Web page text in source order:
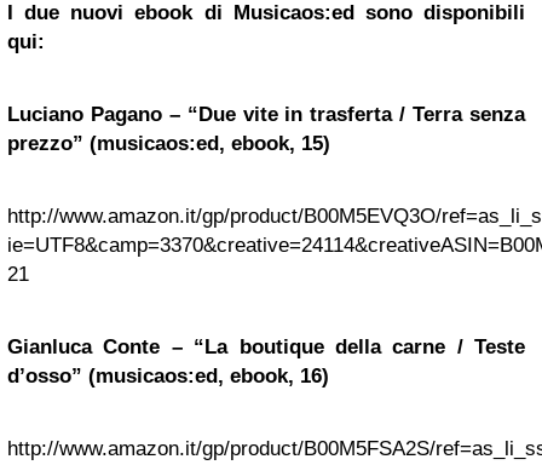
I due nuovi ebook di Musicaos:ed sono disponibili
qui:
Luciano Pagano – “Due vite in trasferta / Terra senza
prezzo” (musicaos:ed, ebook, 15)
http://www.amazon.it/gp/product/B00M5EVQ3O/
21
Gianluca Conte – “La boutique della carne / Teste
d’osso” (musicaos:ed, ebook, 16)
http://www.amazon.it/gp/product/B00M5FSA2S/